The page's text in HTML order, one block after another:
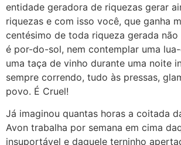
entidade geradora de riquezas gerar
riquezas e com isso você, que ganha
centésimo de toda riqueza gerada não
é por-do-sol, nem contemplar uma
uma taça de vinho durante uma noite
sempre correndo, tudo às pressas,
povo. É Cruel!
Já imaginou quantas horas a coitada
Avon trabalha por semana em cima
insuportável e daquele terninho